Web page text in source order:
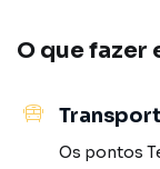
4 tipos de casas
Configuração
acomodar até 4
O que fazer
Os pontos